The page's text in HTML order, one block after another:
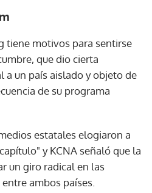
tiene motivos para sentirse
que dio cierta
un país aislado y objeto de
de su programa
estatales elogiaron a
y KCNA señaló que la
un giro radical en las
ambos países.